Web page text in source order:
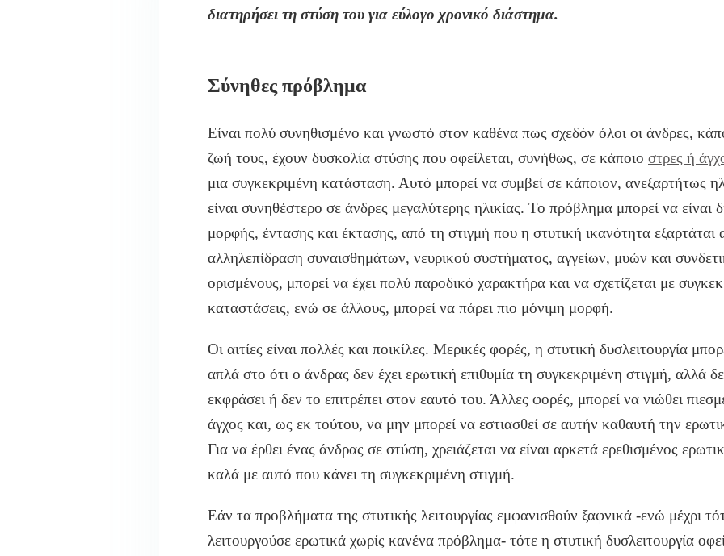
διατηρήσει τη στύση του για εύλογο χρονικό διάστημα.
Σύνηθες πρόβλημα
Είναι πολύ συνηθισμένο και γνωστό στον καθένα πως σχεδόν όλοι οι άνδρες,
ζωή τους, έχουν δυσκολία στύσης που οφείλεται, συνήθως, σε κάποιο στρες ή
μια συγκεκριμένη κατάσταση. Αυτό μπορεί να συμβεί σε κάποιον, ανεξαρτήτως
είναι συνηθέστερο σε άνδρες μεγαλύτερης ηλικίας. Το πρόβλημα μπορεί να είναι
μορφής, έντασης και έκτασης, από τη στιγμή που η στυτική ικανότητα εξαρτάται
αλληλεπίδραση συναισθημάτων, νευρικού συστήματος, αγγείων, μυών και
ορισμένους, μπορεί να έχει πολύ παροδικό χαρακτήρα και να σχετίζεται με
καταστάσεις, ενώ σε άλλους, μπορεί να πάρει πιο μόνιμη μορφή.
Οι αιτίες είναι πολλές και ποικίλες. Μερικές φορές, η στυτική δυσλειτουργία
απλά στο ότι ο άνδρας δεν έχει ερωτική επιθυμία τη συγκεκριμένη στιγμή, αλλά
εκφράσει ή δεν το επιτρέπει στον εαυτό του. Άλλες φορές, μπορεί να νιώθει
άγχος και, ως εκ τούτου, να μην μπορεί να εστιασθεί σε αυτήν καθαυτή την
Για να έρθει ένας άνδρας σε στύση, χρειάζεται να είναι αρκετά ερεθισμένος
καλά με αυτό που κάνει τη συγκεκριμένη στιγμή.
Εάν τα προβλήματα της στυτικής λειτουργίας εμφανισθούν ξαφνικά -ενώ μέχρι
λειτουργούσε ερωτικά χωρίς κανένα πρόβλημα- τότε η στυτική δυσλειτουργία